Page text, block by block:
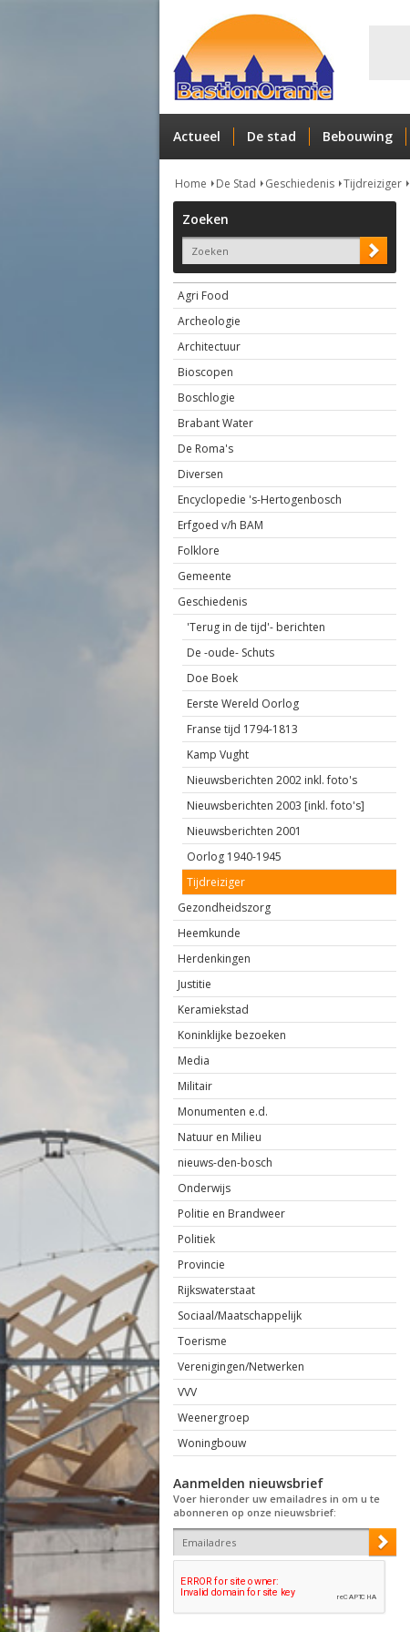
Actueel De stad Bebouwing
Home De Stad Geschiedenis Tijdreiziger
Zoeken
Agri Food
Archeologie
Architectuur
Bioscopen
Boschlogie
Brabant Water
De Roma's
Diversen
Encyclopedie 's-Hertogenbosch
Erfgoed v/h BAM
Folklore
Gemeente
Geschiedenis
'Terug in de tijd'- berichten
De -oude- Schuts
Doe Boek
Eerste Wereld Oorlog
Franse tijd 1794-1813
Kamp Vught
Nieuwsberichten 2002 inkl. foto's
Nieuwsberichten 2003 [inkl. foto's]
Nieuwsberichten 2001
Oorlog 1940-1945
Tijdreiziger
Gezondheidszorg
Heemkunde
Herdenkingen
Justitie
Keramiekstad
Koninklijke bezoeken
Media
Militair
Monumenten e.d.
Natuur en Milieu
nieuws-den-bosch
Onderwijs
Politie en Brandweer
Politiek
Provincie
Rijkswaterstaat
Sociaal/Maatschappelijk
Toerisme
Verenigingen/Netwerken
VVV
Weenergroep
Woningbouw
Aanmelden nieuwsbrief
Voer hieronder uw emailadres in om u te
abonneren op onze nieuwsbrief: